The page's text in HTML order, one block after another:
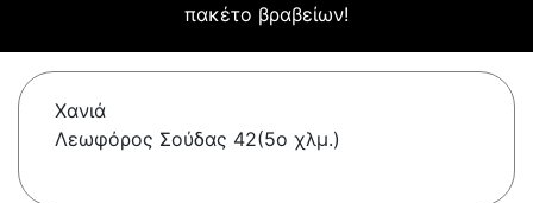
πακέτο βραβείων!
Χανιά
Λεωφόρος Σούδας 42(5ο χλμ.)